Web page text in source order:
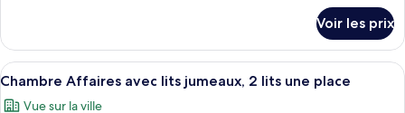
le
type
de
Voir les prix
Afficher
toutes
Une chambre d’hôtel avec deux
2
Chambre Affaires avec lits jumeaux, 2 lits une place
Vue sur la ville